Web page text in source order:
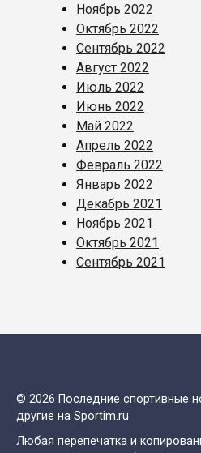
Ноябрь 2022
Октябрь 2022
Сентябрь 2022
Август 2022
Июль 2022
Июнь 2022
Май 2022
Апрель 2022
Февраль 2022
Январь 2022
Декабрь 2021
Ноябрь 2021
Октябрь 2021
Сентябрь 2021
© 2026 Последние спортивные
другие на Sportim.ru
Любая перепечатка и